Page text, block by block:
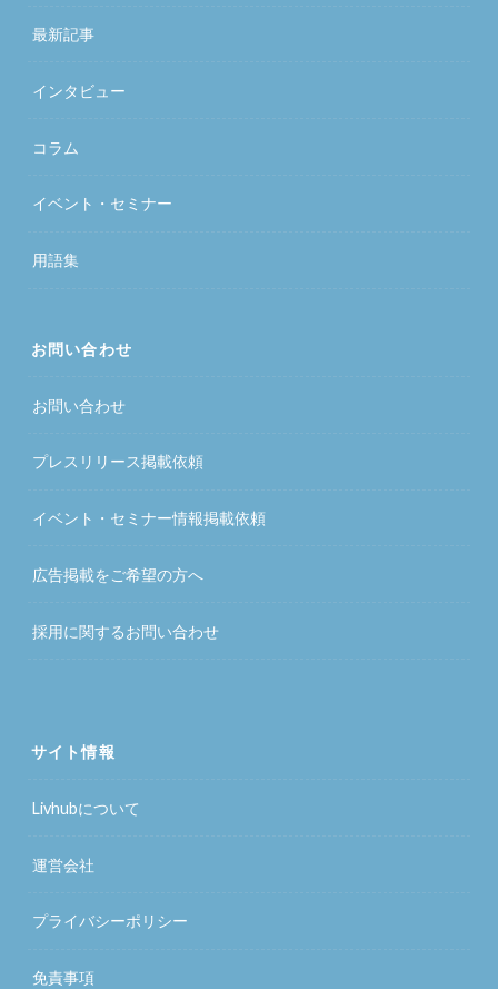
最新記事
インタビュー
コラム
イベント・セミナー
用語集
お問い合わせ
お問い合わせ
プレスリリース掲載依頼
イベント・セミナー情報掲載依頼
広告掲載をご希望の方へ
採用に関するお問い合わせ
サイト情報
Livhubについて
運営会社
プライバシーポリシー
免責事項